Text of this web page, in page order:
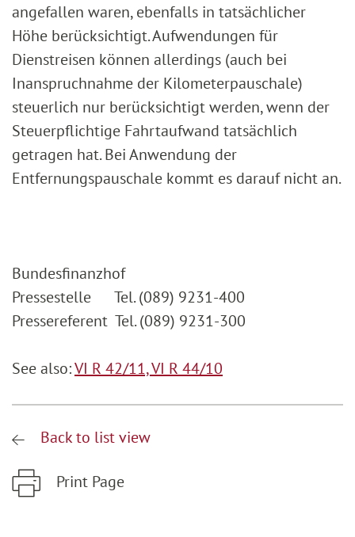
angefallen waren, ebenfalls in tatsächlicher
Höhe berücksichtigt. Aufwendungen für
Dienstreisen können allerdings (auch bei
Inanspruchnahme der Kilometerpauschale)
steuerlich nur berücksichtigt werden, wenn der
Steuerpflichtige Fahrtaufwand tatsächlich
getragen hat. Bei Anwendung der
Entfernungspauschale kommt es darauf nicht an.
Bundesfinanzhof
Pressestelle Tel. (089) 9231-400
Pressereferent Tel. (089) 9231-300
See also:VI R 42/11,VI R 44/10
Back to list view
Print Page